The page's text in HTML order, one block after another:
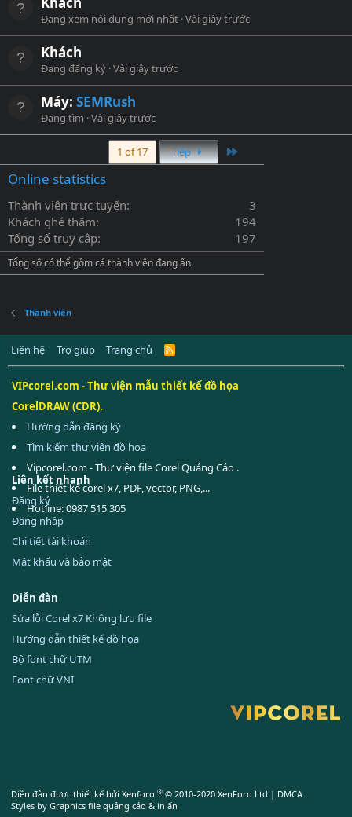
Đang xem nội dung mới nhất Vài giây trước
Khách
Đang đăng ký Vài giây trước
Máy: SEMRush
Đang tìm Vài giây trước
1 of 17 Tiếp
Online statistics
Thành viên trực tuyến
3
Khách ghé thăm
194
Tổng số truy cập
197
Tổng số có thể gồm cả thành viên đang ẩn.
Thành viên
Liên hệ Trợ giúp Trang chủ
R
VIPcorel.com - Thư viện mẫu thiết kế đồ họa
CorelDRAW (CDR).
Hướng dẫn đăng ký
Tìm kiếm thư viện đồ họa
Vipcorel.com - Thư viện file Corel Quảng Cáo .
File thiết kế corel x7, PDF, vector, PNG,...
Hotline: 0987 515 305
Liên kết nhanh
Đăng ký
Đăng nhập
Chi tiết tài khoản
Mật khẩu và bảo mật
Diễn đàn
Sửa lỗi Corel x7 Không lưu file
Hướng dẫn thiết kế đồ họa
Bộ font chữ UTM
Font chữ VNI
Diễn đàn được thiết kế bởi Xenforo ® © 2010-2020 XenForo Ltd | DMCA
Styles by Graphics file quảng cáo & in ấn